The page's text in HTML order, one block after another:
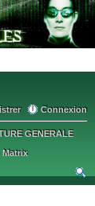
Connexion
GENERALE
Matrix